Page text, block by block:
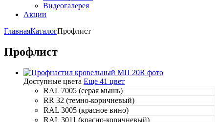
Видеогалерея
Акции
ГлавнаяКаталогПрофлист
Профлист
Доступные цвета Еще 41 цвет
RAL 7005 (серая мышь)
RR 32 (темно-коричневый)
RAL 3005 (красное вино)
RAL 3011 (красно-коричневый)